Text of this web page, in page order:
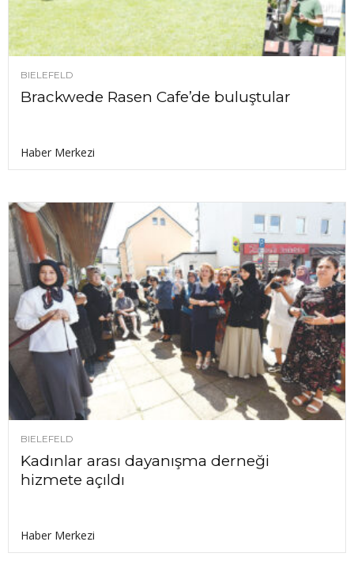
BIELEFELD
Brackwede Rasen Cafe’de buluştular
Haber Merkezi
BIELEFELD
Kadınlar arası dayanışma derneği
hizmete açıldı
Haber Merkezi